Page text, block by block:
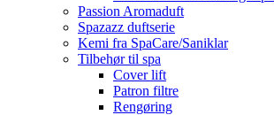
Passion Aromaduft
Spazazz duftserie
Kemi fra SpaCare/Saniklar
Tilbehør til spa
Cover lift
Patron filtre
Rengøring